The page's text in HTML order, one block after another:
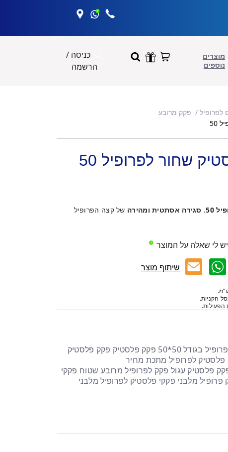
מוצרים
נוספים
כניסה /
הרשמה
לפרופיל פקק מרובע
50
שחור לפרופיל 50
50
. סגירה אסתטית ומהירה של קצה הפרופיל
יש לי שאלה על המוצר
שיתוף מוצר
הקניות.
פקק לחיצה מפלסטיק שחור לפרופיל בגודל 50*50 פקק פלסטיק פקק פלסטיק
לפרופיל מתכת מחיר
פלסטיק עגול פקק לפרופיל מרובע שטוח פקקי
מלבני פקקי פלסטיק לפרופיל מלבני